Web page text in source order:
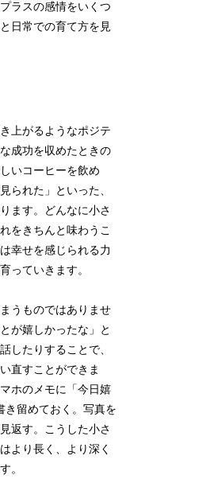
ラスの感情をいくつ
日常での育て方を見
上がるようなポジテ
成功を収めたときの
いコーヒーを飲め
られた」といった、
ます。どんなに小さ
をきちんと味わうこ
幸せを感じられる力
っていきます。
うものではありませ
が嬉しかったな」と
したりすることで、
直すことができま
ホのメモに「今日嬉
き留めておく。写真を
返す。こうした小さ
より長く、より深く
。